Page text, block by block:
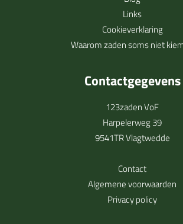
Links
Cookieverklaring
Waarom zaden soms niet
Contactgegevens
123zaden VoF
Harpelerweg 39
9541TR Vlagtwedde
Contact
Algemene voorwaarden
Privacy policy